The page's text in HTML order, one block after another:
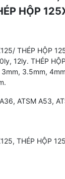
HỘP
THÉP HỘP
12ly. THÉP
3mm, 3.5mm,
ATSM A53,
THÉP HỘP